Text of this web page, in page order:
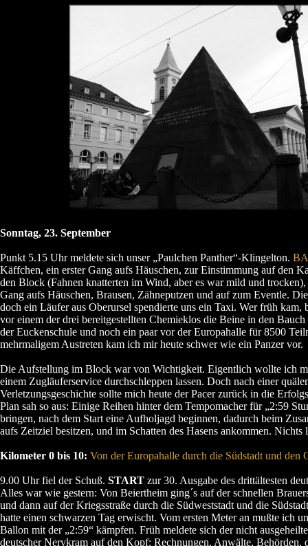
Sonntag, 23. September
Punkt 5.15 Uhr meldete sich unser „Paulchen Panther“-Klingelton.
Käffchen, ein erster Gang aufs Häuschen, zur Einstimmung auf den
den Block (Fahnen knatterten im Wind, aber es war mild und
Gang aufs Häuschen, Brausen, Zähneputzen und auf zum Eventle.
doch ein Läufer aus Oberursel spendierte uns ein Taxi. Wer früh kam,
vor einem der drei bereitgestellten Chemieklos die Beine in den
der Euckenschule und noch ein paar vor der Europahalle für 8500
mehrmaligem Austreten kam ich mir heute schwer wie ein Panzer vor.
Die Aufstellung im Block war von Wichtigkeit. Eigentlich wollte ich
einem Zugläuferservice durchschleppen lassen. Doch nach einer
Verletzungsgeschichte sollte mich heute der Pacer zurück in die
Plan sah so aus: Einige Reihen hinter dem Tempomacher für „2:59
bringen, nach dem Start eine Aufholjagd beginnen, dadurch beim
aufs Zeitziel besitzen, und im Schatten des Hasens ankommen. Nichts
Kilometer 0 bis 10: Von der Europahalle durch die Südstadt und den
9.00 Uhr fiel der Schuß. START zur 30. Ausgabe des drittältesten
Alles war wie gestern: Von Beiertheim ging´s auf der schnellen
und dann auf der Kriegsstraße durch die Südweststadt und die
hatte einen schwarzen Tag erwischt. Vom ersten Meter an mußte ich
Ballon mit der „2:59“ kämpfen. Früh meldete sich der nicht
deutscher Nervkram auf den Kopf: Rechnungen, Anwälte, Behörden,